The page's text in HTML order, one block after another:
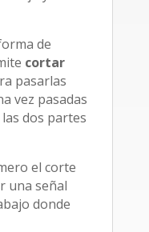
de
cortar
pasarlas
vez pasadas
dos partes
el corte
una señal
donde